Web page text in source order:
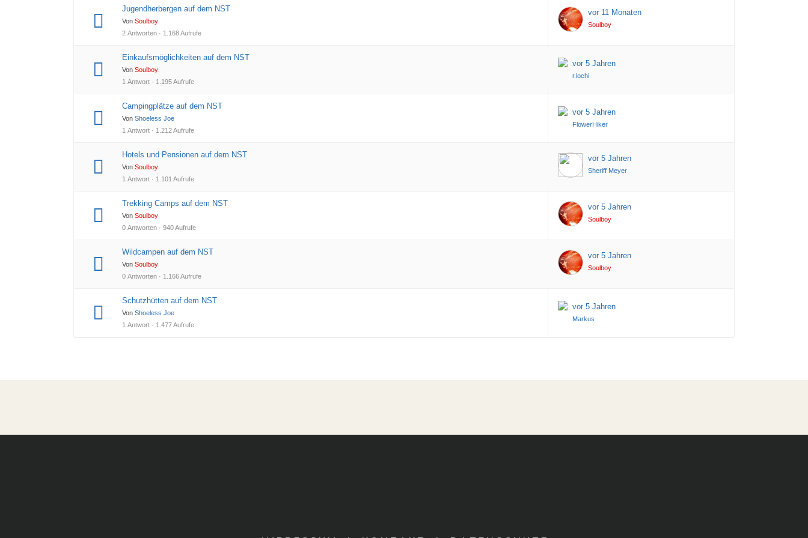
Jugendherbergen auf dem NST
Von Soulboy
2 Antworten · 1.168 Aufrufe
vor 11 Monaten
Soulboy
Einkaufsmöglichkeiten auf dem NST
Von Soulboy
1 Antwort · 1.195 Aufrufe
vor 5 Jahren
r.lochi
Campingplätze auf dem NST
Von Shoeless Joe
1 Antwort · 1.212 Aufrufe
vor 5 Jahren
FlowerHiker
Hotels und Pensionen auf dem NST
Von Soulboy
1 Antwort · 1.101 Aufrufe
vor 5 Jahren
Sheriff Meyer
Trekking Camps auf dem NST
Von Soulboy
0 Antworten · 940 Aufrufe
vor 5 Jahren
Soulboy
Wildcampen auf dem NST
Von Soulboy
0 Antworten · 1.166 Aufrufe
vor 5 Jahren
Soulboy
Schutzhütten auf dem NST
Von Shoeless Joe
1 Antwort · 1.477 Aufrufe
vor 5 Jahren
Markus